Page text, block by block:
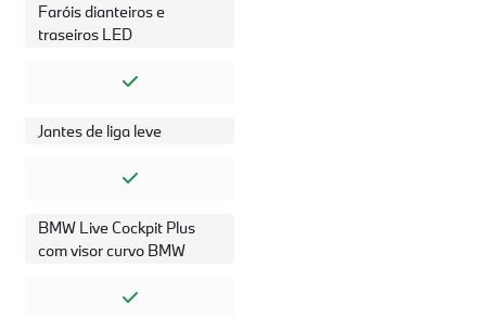
Faróis dianteiros e
traseiros LED
Jantes de liga leve
BMW Live Cockpit Plus
com visor curvo BMW